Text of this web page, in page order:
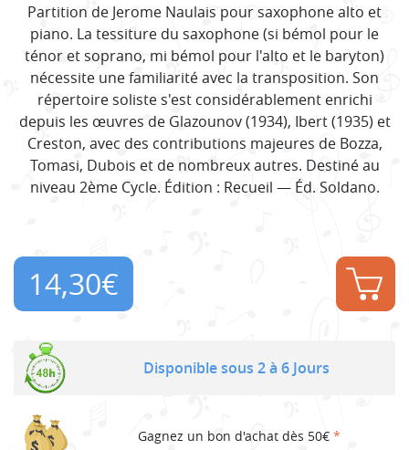
Partition de Jerome Naulais pour saxophone alto et
piano. La tessiture du saxophone (si bémol pour le
ténor et soprano, mi bémol pour l'alto et le baryton)
nécessite une familiarité avec la transposition. Son
répertoire soliste s'est considérablement enrichi
depuis les œuvres de Glazounov (1934), Ibert (1935) et
Creston, avec des contributions majeures de Bozza,
Tomasi, Dubois et de nombreux autres. Destiné au
niveau 2ème Cycle. Édition : Recueil — Éd. Soldano.
14,30€
Disponible sous 2 à 6 Jours
Gagnez un bon d'achat dès 50€ *